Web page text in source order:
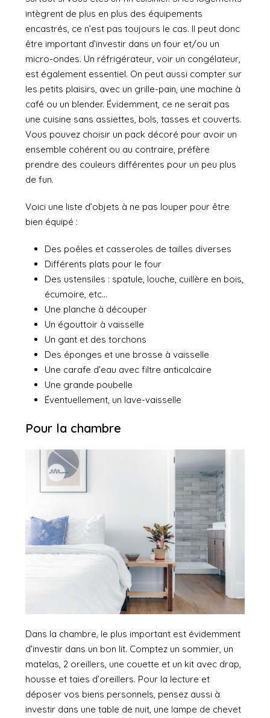
intègrent de plus en plus des équipements
encastrés, ce n’est pas toujours le cas. Il peut donc
être important d’investir dans un four et/ou un
micro-ondes. Un réfrigérateur, voir un congélateur,
est également essentiel. On peut aussi compter sur
les petits plaisirs, avec un grille-pain, une machine à
café ou un blender. Évidemment, ce ne serait pas
une cuisine sans assiettes, bols, tasses et couverts.
Vous pouvez choisir un pack décoré pour avoir un
ensemble cohérent ou au contraire, préfère
prendre des couleurs différentes pour un peu plus
de fun.
Voici une liste d’objets à ne pas louper pour être
bien équipé :
Des poêles et casseroles de tailles diverses
Différents plats pour le four
Des ustensiles : spatule, louche, cuillère en bois,
écumoire, etc…
Une planche à découper
Un égouttoir à vaisselle
Un gant et des torchons
Des éponges et une brosse à vaisselle
Une carafe d’eau avec filtre anticalcaire
Une grande poubelle
Éventuellement, un lave-vaisselle
Pour la chambre
Dans la chambre, le plus important est évidemment
d’investir dans un bon lit. Comptez un sommier, un
matelas, 2 oreillers, une couette et un kit avec drap,
housse et taies d’oreillers. Pour la lecture et
déposer vos biens personnels, pensez aussi à
investir dans une table de nuit, une lampe de chevet